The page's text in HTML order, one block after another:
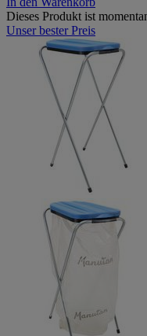
Dieses Produkt ist
Unser bester Preis